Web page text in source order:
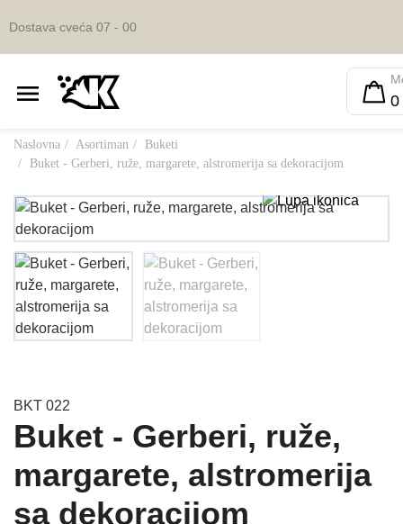
Dostava cveća 07 - 00
0
Naslovna Asortiman
Buketi
Buket - Gerberi, ruže, margarete, alstromerija sa dekoracijom
BKT 022
Buket - Gerberi, ruže,
margarete, alstromerija
sa dekoracijom